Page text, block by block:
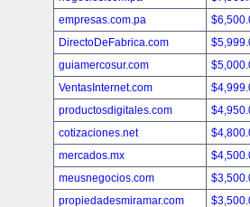
empresas.com.pa
DirectoDeFabrica.com
guiamercosur.com
VentasInternet.com
productosdigitales.com
cotizaciones.net
mercados.mx
meusnegocios.com
propiedadesmiramar.com